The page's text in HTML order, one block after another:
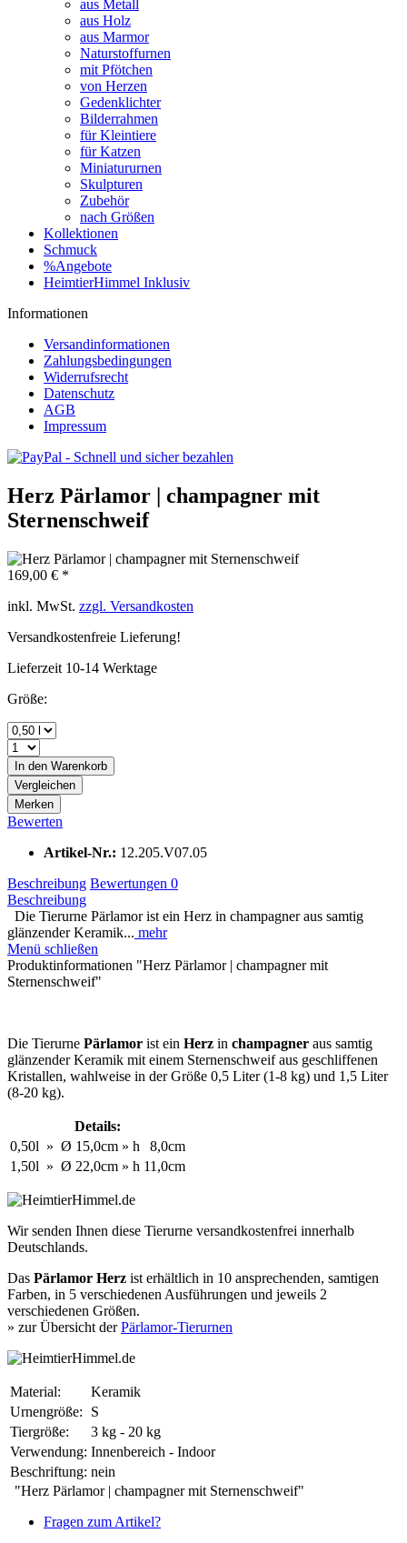
aus Metall
aus Holz
aus Marmor
Naturstoffurnen
mit Pfötchen
von Herzen
Gedenklichter
Bilderrahmen
für Kleintiere
für Katzen
Miniatururnen
Skulpturen
Zubehör
nach Größen
Kollektionen
Schmuck
%Angebote
HeimtierHimmel Inklusiv
Informationen
Versandinformationen
Zahlungsbedingungen
Widerrufsrecht
Datenschutz
AGB
Impressum
Herz Pärlamor | champagner mit
Sternenschweif
169,00 € *
inkl. MwSt. zzgl. Versandkosten
Versandkostenfreie Lieferung!
Lieferzeit 10-14 Werktage
Größe:
In den Warenkorb
Vergleichen
Merken
Bewerten
Artikel-Nr.: 12.205.V07.05
Beschreibung Bewertungen 0
Beschreibung
Die Tierurne Pärlamor ist ein Herz in champagner aus samtig
glänzender Keramik... mehr
Menü schließen
Produktinformationen "Herz Pärlamor | champagner mit
Sternenschweif"
Die Tierurne Pärlamor ist ein Herz in champagner aus samtig
glänzender Keramik mit einem Sternenschweif aus geschliffenen
Kristallen, wahlweise in der Größe 0,5 Liter (1-8 kg) und 1,5 Liter
(8-20 kg).
Details:
0,50l » Ø 15,0cm » h
8,0cm
1,50l » Ø 22,0cm » h 11,0cm
Wir senden Ihnen diese Tierurne versandkostenfrei innerhalb
Deutschlands.
Das Pärlamor Herz ist erhältlich in 10 ansprechenden, samtigen
Farben, in 5 verschiedenen Ausführungen und jeweils 2
verschiedenen Größen.
» zur Übersicht derPärlamor-Tierurnen
Material:
Keramik
Urnengröße:
S
Tiergröße:
3 kg - 20 kg
Verwendung: Innenbereich - Indoor
Beschriftung: nein
"Herz Pärlamor | champagner mit Sternenschweif"
Fragen zum Artikel?